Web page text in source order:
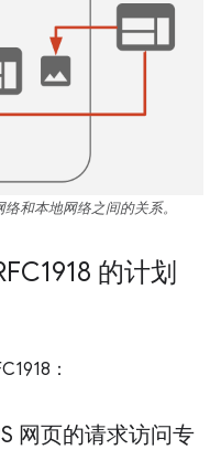
和本地网络之间的关系。
的计划
：
网页的请求访问专